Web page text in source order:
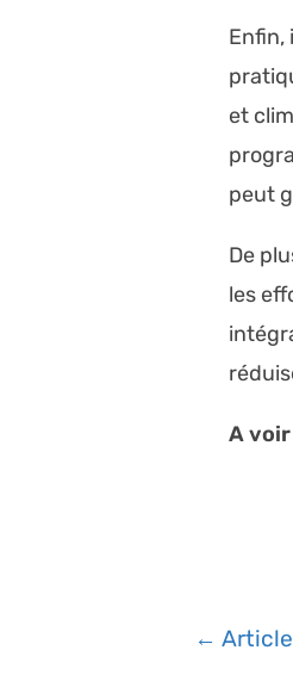
Enfin,
et
peut
De
les
A voir
Navigation
←